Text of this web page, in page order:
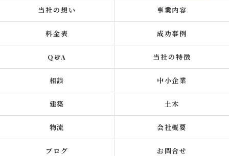
当社の想い 事業内容
料金表 成功事例
Q&A 当社の特徴
相談 中小企業
建築 土木
物流 会社概要
ブログ お問合せ